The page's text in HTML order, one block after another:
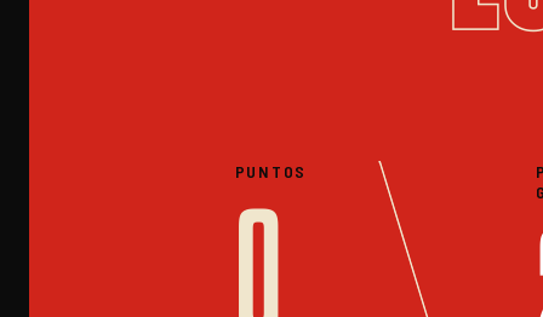
PUNTOS
0